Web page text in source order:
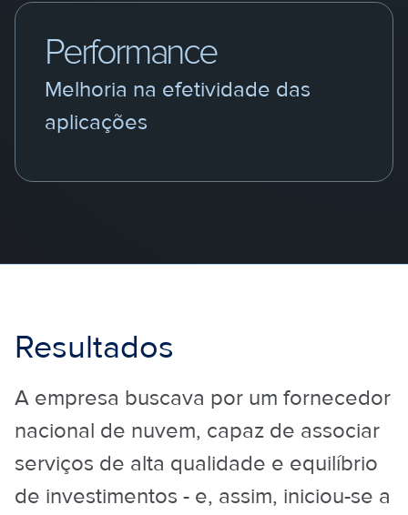
Performance
Melhoria na efetividade das
aplicações
Resultados
A empresa buscava por um fornecedor
nacional de nuvem, capaz de associar
serviços de alta qualidade e equilíbrio
de investimentos - e, assim, iniciou-se a